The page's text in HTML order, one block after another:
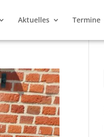
Aktuelles Termine